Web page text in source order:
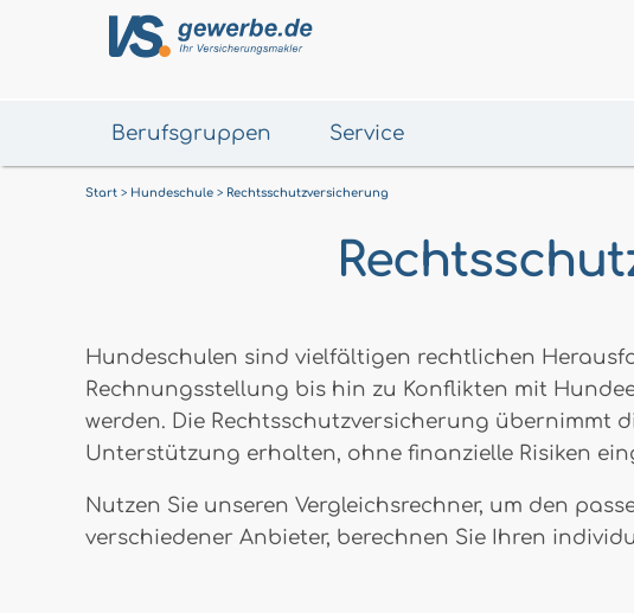
Berufsgruppen Service
Start Hundeschule Rechtsschutzversicherung
Hundeschulen sind vielfältigen rechtlichen
Rechnungsstellung bis hin zu Konflikten mit
werden. Die Rechtsschutzversicherung übernimmt
Unterstützung erhalten, ohne finanzielle Risiken
Nutzen Sie unseren Vergleichsrechner, um den
verschiedener Anbieter, berechnen Sie Ihren